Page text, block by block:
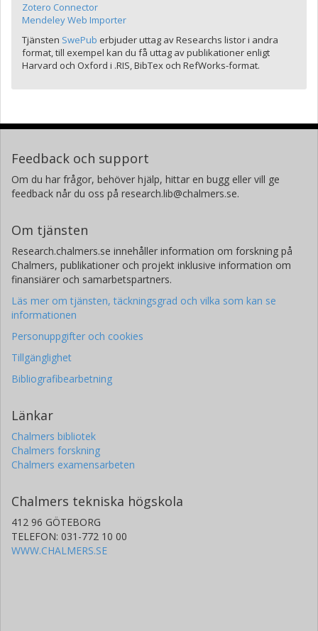
Zotero Connector
Mendeley Web Importer
Tjänsten SwePub erbjuder uttag av Researchs listor i andra
format, till exempel kan du få uttag av publikationer enligt
Harvard och Oxford i .RIS, BibTex och RefWorks-format.
Feedback och support
Om du har frågor, behöver hjälp, hittar en bugg eller vill ge
feedback når du oss på research.lib@chalmers.se.
Om tjänsten
Research.chalmers.se innehåller information om forskning på
Chalmers, publikationer och projekt inklusive information om
finansiärer och samarbetspartners.
Läs mer om tjänsten, täckningsgrad och vilka som kan se
informationen
Personuppgifter och cookies
Tillgänglighet
Bibliografibearbetning
Länkar
Chalmers bibliotek
Chalmers forskning
Chalmers examensarbeten
Chalmers tekniska högskola
412 96 GÖTEBORG
TELEFON: 031-772 10 00
WWW.CHALMERS.SE